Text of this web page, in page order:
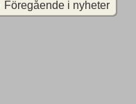
Föregående i nyheter